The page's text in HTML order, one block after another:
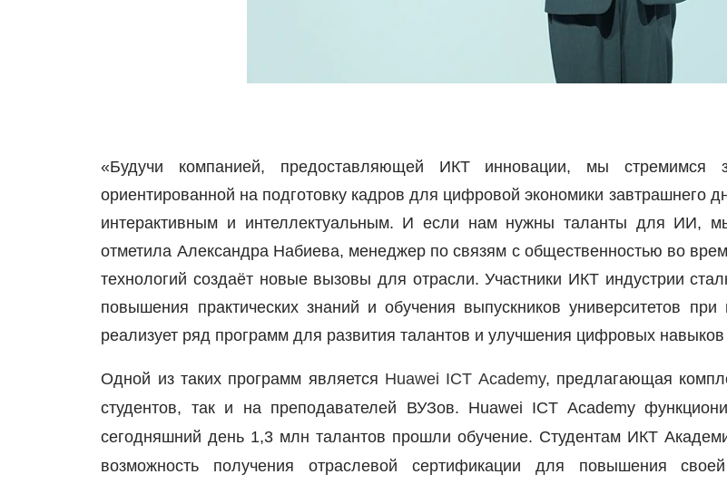
«Будучи компанией, предоставляющей ИКТ инновации, мы стремимся
ориентированной на подготовку кадров для цифровой экономики завтрашнего
интерактивным и интеллектуальным. И если нам нужны таланты для ИИ,
отметила Александра Набиева, менеджер по связям с общественностью во
технологий создаёт новые вызовы для отрасли. Участники ИКТ индустрии
повышения практических знаний и обучения выпускников университетов
реализует ряд программ для развития талантов и улучшения цифровых
Одной из таких программ является Huawei ICT Academy, предлагающая
студентов, так и на преподавателей ВУЗов. Huawei ICT Academy
сегодняшний день 1,3 млн талантов прошли обучение. Студентам ИКТ
возможность получения отраслевой сертификации для повышения